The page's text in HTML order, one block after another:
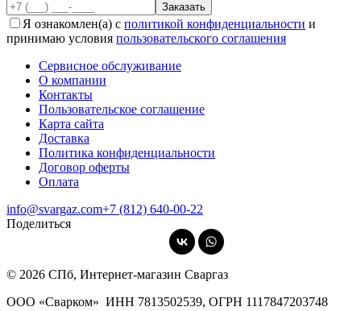
Я ознакомлен(а) с политикой конфиденциальности и
принимаю условия пользовательского соглашения
Сервисное обслуживание
О компании
Контакты
Пользовательское соглашение
Карта сайта
Доставка
Политика конфиденциальности
Договор оферты
Оплата
info@svargaz.com+7 (812) 640‑00‑22
Поделиться
© 2026 СПб, Интернет-магазин Сваргаз
ООО «Сварком» ИНН 7813502539, ОГРН 1117847203748